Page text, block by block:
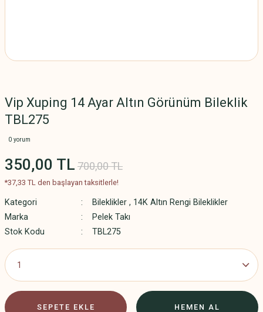
Vip Xuping 14 Ayar Altın Görünüm Bileklik
TBL275
0 yorum
350,00 TL 700,00 TL
*37,33 TL den başlayan taksitlerle!
Kategori Bileklikler , 14K Altın Rengi Bileklikler
Marka
Pelek Takı
Stok Kodu
TBL275
SEPETE EKLE HEMEN AL